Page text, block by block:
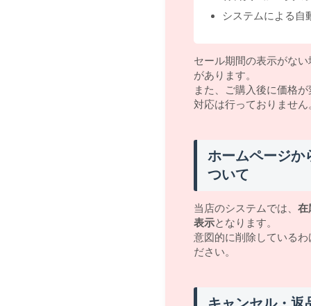
システムによる自
セール期間の表示がな
があります。
また、ご購入後に価格
対応は行っておりません
ホームページか
ついて
当店のシステムでは、 在
表示となります。
意図的に削除している
ださい。